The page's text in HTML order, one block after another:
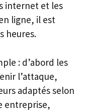
internet et les
ligne, il est
heures.
: d’abord les
l’attaque,
adaptés selon
entreprise,